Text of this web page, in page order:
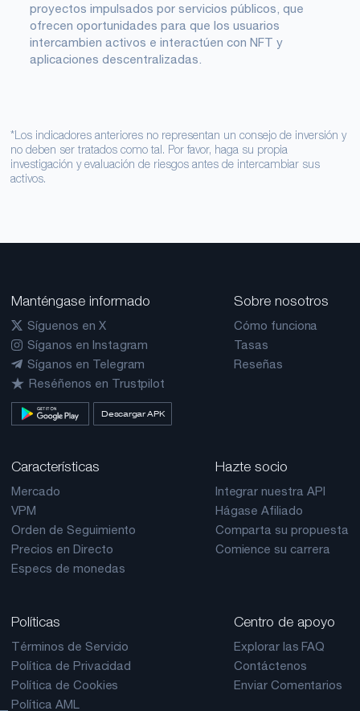
proyectos impulsados ​​por servicios públicos, que
ofrecen oportunidades para que los usuarios
intercambien activos e interactúen con NFT y
aplicaciones descentralizadas.
*Los indicadores anteriores no representan un consejo de inversión y
no deben ser tratados como tal. Por favor, haga su propia
investigación y evaluación de riesgos antes de intercambiar sus
activos.
Manténgase informado
Síguenos en X
Síganos en Instagram
Síganos en Telegram
Reséñenos en Trustpilot
Descargar APK
Sobre nosotros
Cómo funciona
Tasas
Reseñas
Características
Mercado
VPM
Orden de Seguimiento
Precios en Directo
Especs de monedas
Hazte socio
Integrar nuestra API
Hágase Afiliado
Comparta su propuesta
Comience su carrera
Políticas
Términos de Servicio
Política de Privacidad
Política de Cookies
Política AML
Centro de apoyo
Explorar las FAQ
Contáctenos
Enviar Comentarios